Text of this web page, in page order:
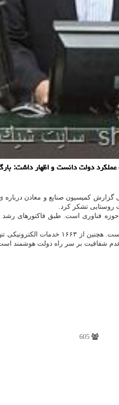
دولت دانست و اظهار داشت:
کمیسیون صنایع و معادن
روستایی تشکر کرد.
وحیدی در آخر اظهار داشت: از ۱۵۳ پنجره
عدم شفافیت بر سر راه دولت هوشمند